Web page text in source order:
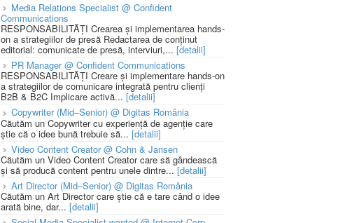
Media Relations Specialist @ Confident
Communications
RESPONSABILITĂȚI Crearea și implementarea hands-
on a strategiilor de presă Redactarea de conținut
editorial: comunicate de presă, interviuri,... [detalii]
PR Manager @ Confident Communications
RESPONSABILITĂȚI Creare și implementare hands-on
a strategiilor de comunicare integrată pentru clienți
B2B & B2C Implicare activă... [detalii]
Copywriter (Mid–Senior) @ Digitas România
Căutăm un Copywriter cu experiență de agenție care
știe că o idee bună trebuie să... [detalii]
Video Content Creator @ Cohn & Jansen
Căutăm un Video Content Creator care să gândească
și să producă content pentru unele dintre...[detalii]
Art Director (Mid–Senior) @ Digitas România
Căutăm un Art Director care știe că e tare când o idee
arată bine, dar... [detalii]